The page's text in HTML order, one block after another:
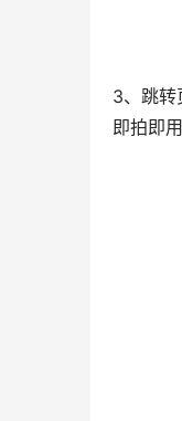
3、跳转
即拍即用